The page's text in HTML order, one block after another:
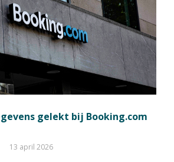
gelekt bij Booking.com
13 april 2026